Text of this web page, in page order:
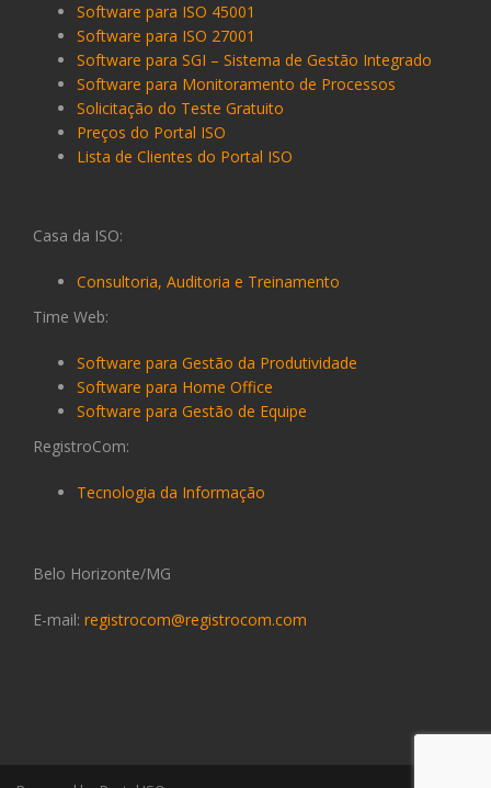
Software para ISO 45001
Software para ISO 27001
Software para SGI – Sistema de Gestão Integrado
Software para Monitoramento de Processos
Solicitação do Teste Gratuito
Preços do Portal ISO
Lista de Clientes do Portal ISO
Casa da ISO:
Consultoria, Auditoria e Treinamento
Time Web:
Software para Gestão da Produtividade
Software para Home Office
Software para Gestão de Equipe
RegistroCom:
Tecnologia da Informação
Belo Horizonte/MG
E-mail: registrocom@registrocom.com